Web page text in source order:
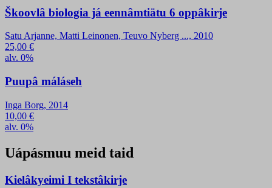
Škoovlâ biologia já eennâmtiätu 6 oppâkirje
Satu Arjanne, Matti Leinonen, Teuvo Nyberg ..., 2010
25,00 €
alv. 0%
Puupâ máláseh
Inga Borg, 2014
10,00 €
alv. 0%
Uápásmuu meid taid
Kielâkyeimi I tekstâkirje